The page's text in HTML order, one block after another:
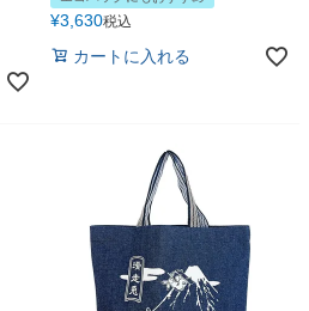
¥3,630税込
カートに入れる